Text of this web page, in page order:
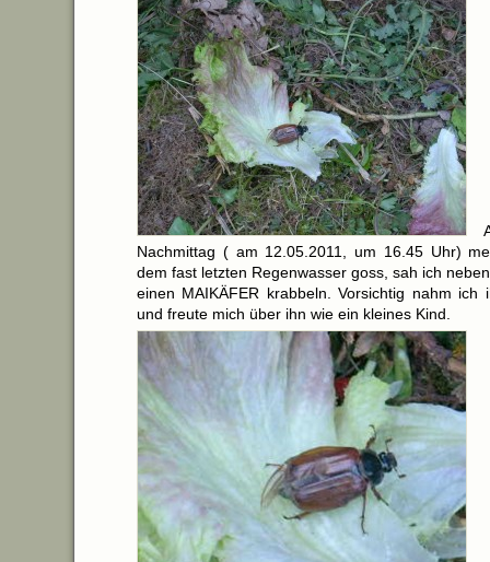
Nachmittag ( am 12.05.2011, um 16.45 Uhr)
dem fast letzten Regenwasser goss, sah ich
einen MAIKÄFER krabbeln. Vorsichtig nahm ich
und freute mich über ihn wie ein kleines Kind.